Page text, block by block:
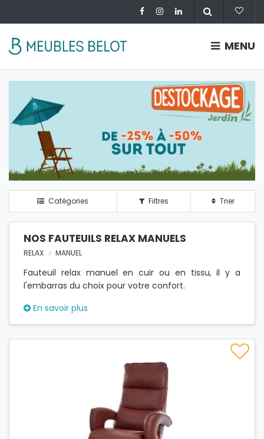
MENU
Catégories Filtres Trier
NOS FAUTEUILS RELAX MANUELS
RELAX MANUEL
Fauteuil relax manuel en cuir ou en tissu, il y a
l'embarras du choix pour votre confort.
En savoir plus